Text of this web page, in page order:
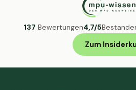
137 Bewertungen4,7/5
Zum